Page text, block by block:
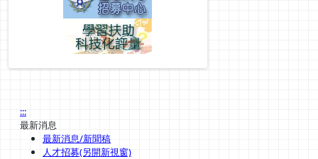
:::
最新消息
最新消息/新聞稿
人才招募(另開新視窗)